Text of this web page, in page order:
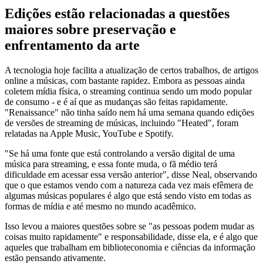
Edições estão relacionadas a questões
maiores sobre preservação e
enfrentamento da arte
A tecnologia hoje facilita a atualização de certos trabalhos, de artigos
online a músicas, com bastante rapidez. Embora as pessoas ainda
coletem mídia física, o streaming continua sendo um modo popular
de consumo - e é aí que as mudanças são feitas rapidamente.
"Renaissance" não tinha saído nem há uma semana quando edições
de versões de streaming de músicas, incluindo "Heated", foram
relatadas na Apple Music, YouTube e Spotify.
"Se há uma fonte que está controlando a versão digital de uma
música para streaming, e essa fonte muda, o fã médio terá
dificuldade em acessar essa versão anterior", disse Neal, observando
que o que estamos vendo com a natureza cada vez mais efêmera de
algumas músicas populares é algo que está sendo visto em todas as
formas de mídia e até mesmo no mundo acadêmico.
Isso levou a maiores questões sobre se "as pessoas podem mudar as
coisas muito rapidamente" e responsabilidade, disse ela, e é algo que
aqueles que trabalham em biblioteconomia e ciências da informação
estão pensando ativamente.